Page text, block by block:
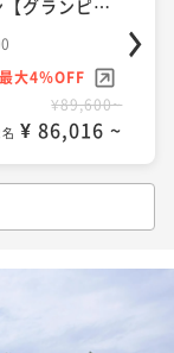
グランピン
最大4％OFF
¥89,600~
¥ 86,016 ~
き】＜スタ
ーシックプラ